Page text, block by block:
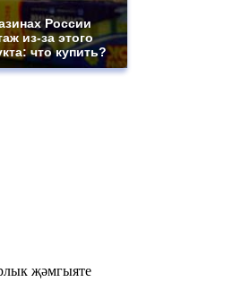
России
из-за этого
что купить?
җәмгыяте